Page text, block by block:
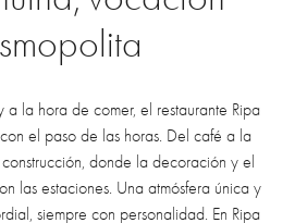
a la hora de comer, el restaurante Ripa
el paso de las horas. Del café a la
donde la decoración y el
las estaciones. Una atmósfera única y
siempre con personalidad. En Ripa